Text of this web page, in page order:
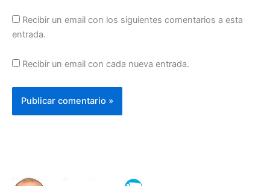
Recibir un email con los siguientes comentarios a esta
entrada.
Recibir un email con cada nueva entrada.